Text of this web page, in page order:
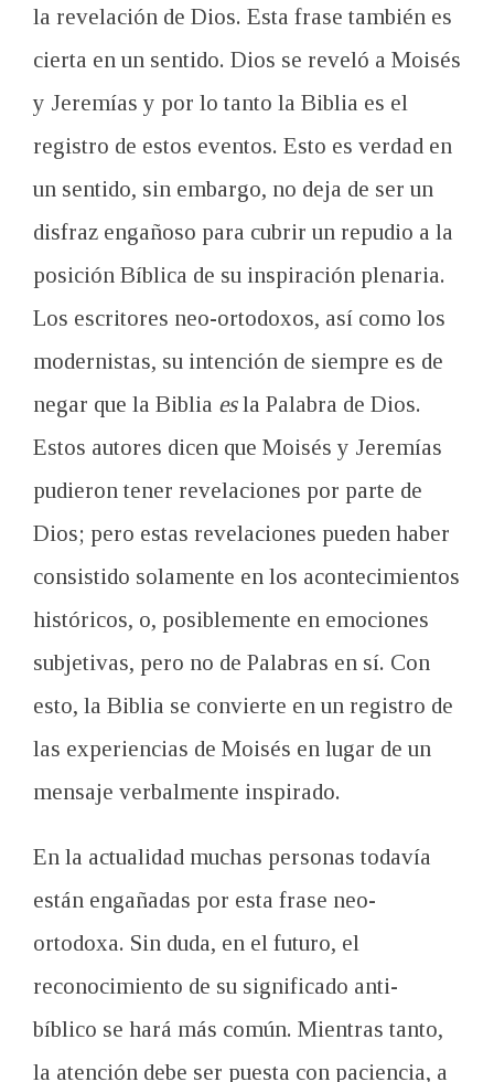
la revelación de Dios. Esta frase también es
cierta en un sentido. Dios se reveló a Moisés
y Jeremías y por lo tanto la Biblia es el
registro de estos eventos. Esto es verdad en
un sentido, sin embargo, no deja de ser un
disfraz engañoso para cubrir un repudio a la
posición Bíblica de su inspiración plenaria.
Los escritores neo-ortodoxos, así como los
modernistas, su intención de siempre es de
negar que la Biblia esla Palabra de Dios.
Estos autores dicen que Moisés y Jeremías
pudieron tener revelaciones por parte de
Dios; pero estas revelaciones pueden haber
consistido solamente en los acontecimientos
históricos, o, posiblemente en emociones
subjetivas, pero no de Palabras en sí. Con
esto, la Biblia se convierte en un registro de
las experiencias de Moisés en lugar de un
mensaje verbalmente inspirado.
En la actualidad muchas personas todavía
están engañadas por esta frase neo-
ortodoxa. Sin duda, en el futuro, el
reconocimiento de su significado anti-
bíblico se hará más común. Mientras tanto,
la atención debe ser puesta con paciencia, a